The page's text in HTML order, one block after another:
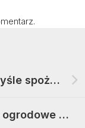
Zastosowanie króćców w przemyśle spożywczym – efektywność i higiena
Jak przerobić stare narzędzia ogrodowe na dekoracje, które zaskoczą sąsiadów